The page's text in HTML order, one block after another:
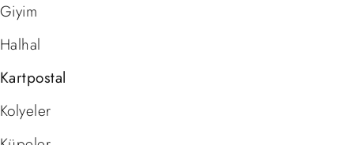
Giyim
Halhal
Kartpostal
Kolyeler